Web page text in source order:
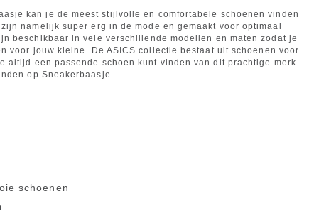
kan je de meest stijlvolle en comfortabele schoenen vinden
namelijk super erg in de mode en gemaakt voor optimaal
beschikbaar in vele verschillende modellen en maten zodat je
voor jouw kleine. De ASICS collectie bestaat uit schoenen voor
altijd een passende schoen kunt vinden van dit prachtige merk.
op Sneakerbaasje.
schoenen